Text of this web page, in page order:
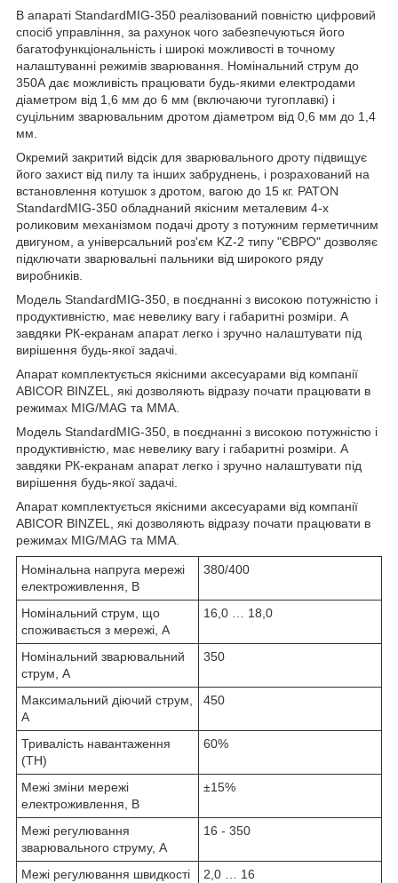
В апараті StandardMIG-350 реалізований повністю цифровий
спосіб управління, за рахунок чого забезпечуються його
багатофункціональність і широкі можливості в точному
налаштуванні режимів зварювання. Номінальний струм до
350А дає можливість працювати будь-якими електродами
діаметром від 1,6 мм до 6 мм (включаючи тугоплавкі) і
суцільним зварювальним дротом діаметром від 0,6 мм до 1,4
мм.
Окремий закритий відсік для зварювального дроту підвищує
його захист від пилу та інших забруднень, і розрахований на
встановлення котушок з дротом, вагою до 15 кг. PATON
StandardMIG-350 обладнаний якісним металевим 4-х
роликовим механізмом подачі дроту з потужним герметичним
двигуном, а універсальний роз'єм KZ-2 типу "ЄВРО" дозволяє
підключати зварювальні пальники від широкого ряду
виробників.
Модель StandardMIG-350, в поєднанні з високою потужністю і
продуктивністю, має невелику вагу і габаритні розміри. А
завдяки РК-екранам апарат легко і зручно налаштувати під
вирішення будь-якої задачі.
Апарат комплектується якісними аксесуарами від компанії
ABICOR BINZEL, які дозволяють відразу почати працювати в
режимах MIG/MAG та MMA.
Модель StandardMIG-350, в поєднанні з високою потужністю і
продуктивністю, має невелику вагу і габаритні розміри. А
завдяки РК-екранам апарат легко і зручно налаштувати під
вирішення будь-якої задачі.
Апарат комплектується якісними аксесуарами від компанії
ABICOR BINZEL, які дозволяють відразу почати працювати в
режимах MIG/MAG та MMA.
Номінальна напруга мережі
електроживлення, В
380/400
Номінальний струм, що
споживається з мережі, А
16,0 … 18,0
Номінальний зварювальний
струм, А
350
Максимальний діючий струм,
А
450
Тривалість навантаження
(ТН)
60%
Межі зміни мережі
електроживлення, В
±15%
Межі регулювання
зварювального струму, А
16 - 350
Межі регулювання швидкості
2,0 … 16